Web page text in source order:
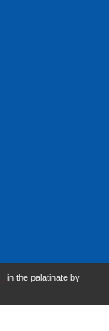
in the palatinate by